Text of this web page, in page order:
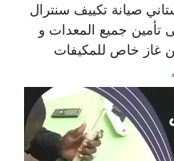
صيانة تكييف سنترال
تأمين جميع المعدات و
غاز خاص للمكيفات